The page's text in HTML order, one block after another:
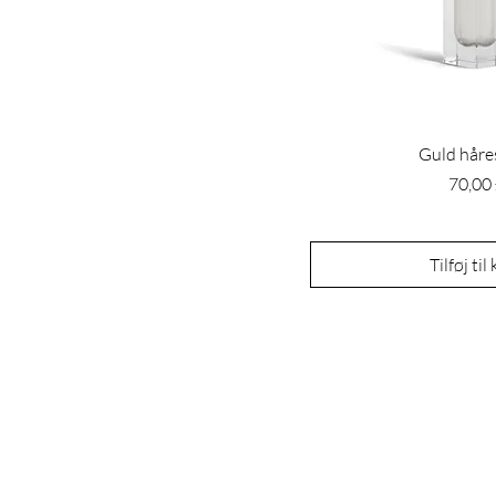
Guld
Pris
70,00
Tilføj til